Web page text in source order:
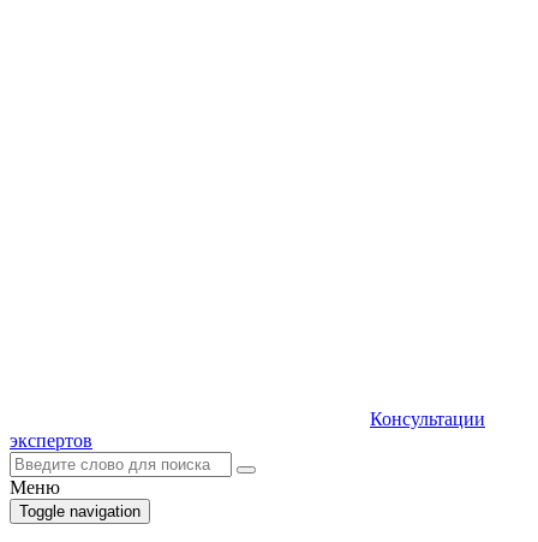
Консультации
экспертов
Меню
Toggle navigation